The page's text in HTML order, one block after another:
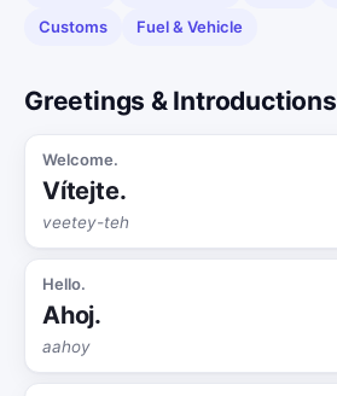
Customs
Fuel & Vehicle
Greetings & Introductions
Welcome.
Vítejte.
veetey-teh
Hello.
Ahoj.
aahoy